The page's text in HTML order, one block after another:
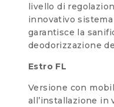
livello di
innovativo
garantisce la
deodorizzazione
Estro FL
Versione con
all’installazione in